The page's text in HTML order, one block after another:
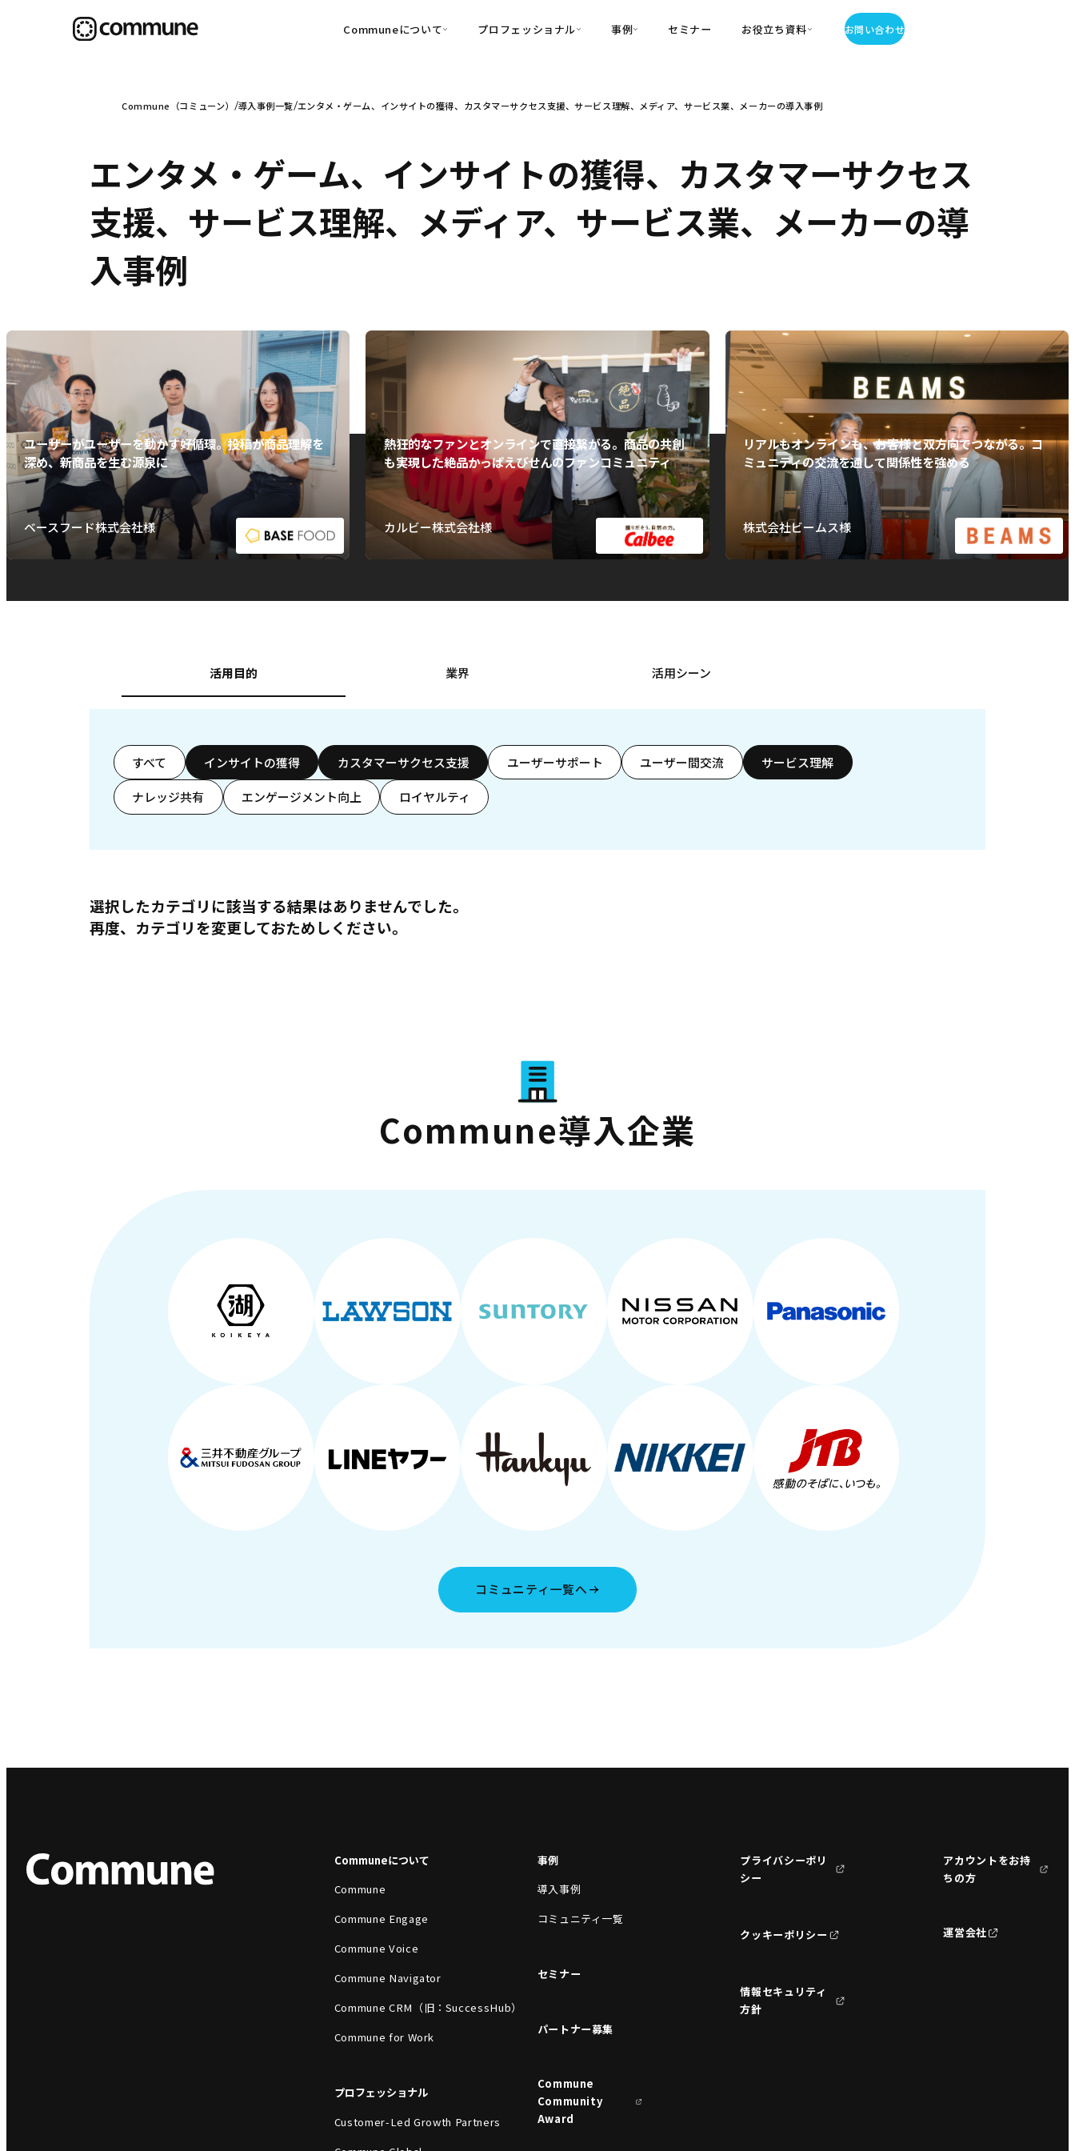
Communeについて
可視化
育成
・Commune Voice ・Commune Navigator
信頼を醸成する信頼起点経営基盤
・Commune CRM（旧：
SuccessHub）
プロフェッショナル
・Customer-Led Growth
事例
導入事例
セミナー お役立ち資料
・お役立ち資料
お問い合わせ
Commune（コミューン） 導入事例一覧 エンタメ・ゲーム、インサイトの獲得、カスタマーサクセス支援、サービス理解、メディア、サービス業、メーカーの導入事例
エンタメ・ゲーム、インサイトの獲得、カスタマーサクセス
支援、サービス理解、メディア、サービス業、メーカーの導
入事例
ユーザーがユーザーを動かす好循環。投稿が商品理解を
深め、新商品を生む源泉に
ベースフード株式会社様
熱狂的なファンとオンラインで直接繋がる。商品の共創
も実現した絶品かっぱえびせんのファンコミュニティ
カルビー株式会社様
リアルもオンラインも、お客様と双方向でつながる。コ
ミュニティの交流を通して関係性を強める
株式会社ビームス様
活用目的 業界 活用シーン
すべて インサイトの獲得 カスタマーサクセス支援 ユーザーサポート ユーザー間交流 サービス理解
ナレッジ共有 エンゲージメント向上 ロイヤルティ
選択したカテゴリに該当する結果はありませんでした。
再度、カテゴリを変更しておためしください。
Commune導入企業
コミュニティ一覧へ
Communeについて
Commune
Commune Engage
Commune Voice
Commune Navigator
Commune CRM（旧：SuccessHub）
Commune for Work
プロフェッショナル
Customer-Led Growth Partners
事例
導入事例
コミュニティ一覧
セミナー
パートナー募集
Commune
Community
Award
プライバシーポリ
シー
クッキーポリシー
情報セキュリティ
方針
アカウントをお持
ちの方
運営会社